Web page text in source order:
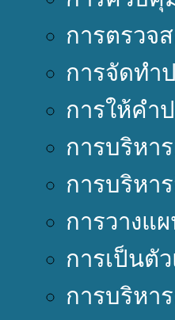
การตรวจ
การจัดทำ
การให้คำ
การบริหา
การบริหา
การวางแ
การเป็นตั
การบริหา